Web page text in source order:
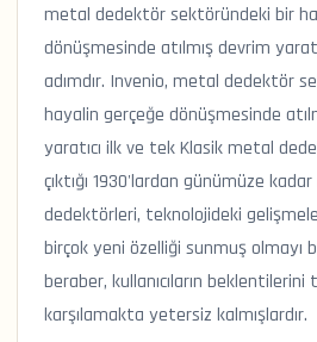
metal dedektör sektöründeki bir
dönüşmesinde atılmış devrim
adımdır. Invenio, metal dedektör
hayalin gerçeğe dönüşmesinde
yaratıcı ilk ve tek Klasik metal
çıktığı 1930'lardan günümüze
dedektörleri, teknolojideki
birçok yeni özelliği sunmuş olmayı
beraber, kullanıcıların beklentilerini
karşılamakta yetersiz kalmışlardır.